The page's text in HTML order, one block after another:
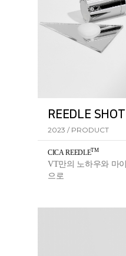
REEDLE
2023 / PRODUCT
CICA REEDLETM
VT만의 노하우와 마
으로